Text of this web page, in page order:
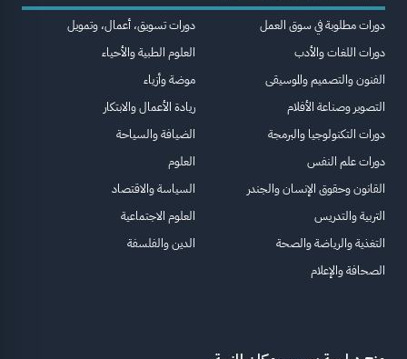
دورات مطلوبة في سوق العمل
دورات اللغات والأدب
الفنون والتصميم والموسيقى
التصوير وصناعة الأفلام
دورات التكنولوجيا والبرمجة
دورات علم النفس
القانون وحقوق الإنسان والجندر
التربية والتدريس
التغذية والرياضة والصحة
الصحافة والإعلام
دورات تسويق، أعمال، وتمويل
العلوم الطبية والأحياء
موضة وأزياء
ريادة الأعمال والابتكار
الضيافة والسياحة
العلوم
السياسة والاقتصاد
العلوم الاجتماعية
الدين والفلسفة